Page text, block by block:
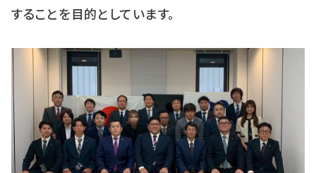
セミナー
入会案内
お問い合わせ
することを目的としています。